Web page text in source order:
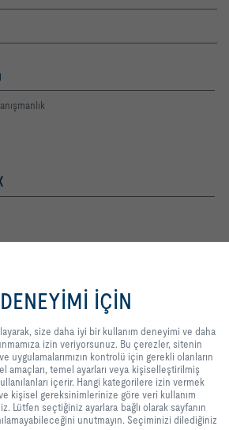
size daha iyi bir kullanım deneyimi
ve daha kolay bir alışveriş süreci
sunmamıza izin veriyorsunuz. Bu
çerezler, sitenin çalışması,
hizmetlerimizin ve
uygulamalarımızın kontrolü için
gerekli olanların yanı sıra sadece
istatistiksel amaçları, temel ayarları
veya kişiselleştirilmiş içeriği
görüntülemek için kullanılanları
içerir. Hangi kategorilere izin
İÇİN
size daha iyi bir kullanım deneyimi ve daha
izin veriyorsunuz. Bu çerezler, sitenin
uygulamalarımızın kontrolü için gerekli olanların
amaçları, temel ayarları veya kişiselleştirilmiş
içerir. Hangi kategorilere izin vermek
kişisel gereksinimlerinize göre veri kullanım
Lütfen seçtiğiniz ayarlara bağlı olarak sayfanın
unutmayın. Seçiminizi dilediğiniz